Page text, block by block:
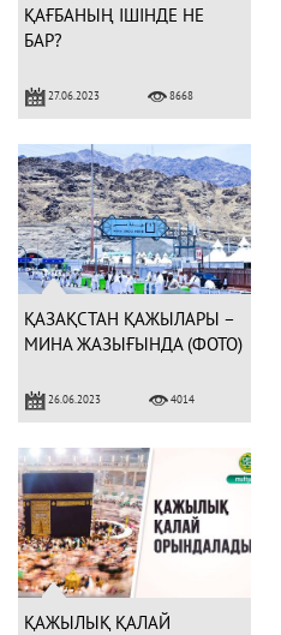
ҚАҒБАНЫҢ ІШІНДЕ НЕ
БАР?
27.06.2023 8668
ҚАЗАҚСТАН ҚАЖЫЛАРЫ –
МИНА ЖАЗЫҒЫНДА (ФОТО)
26.06.2023 4014
ҚАЖЫЛЫҚ ҚАЛАЙ